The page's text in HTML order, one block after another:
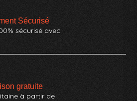
Sécurisé
sécurisé avec
gratuite
à partir de